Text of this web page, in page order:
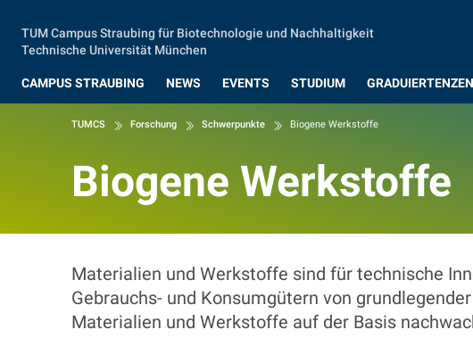
TUM Campus Straubing für Biotechnologie und Nachhaltigkeit
Technische Universität München
CAMPUS STRAUBING NEWS EVENTS STUDIUM
TUMCS Forschung Schwerpunkte Biogene Werkstoffe
Biogene Werkstoffe
Biogene Werkstoffe
Materialien und Werkstoffe sind für technische
Gebrauchs- und Konsumgütern von
Materialien und Werkstoffe auf der Basis